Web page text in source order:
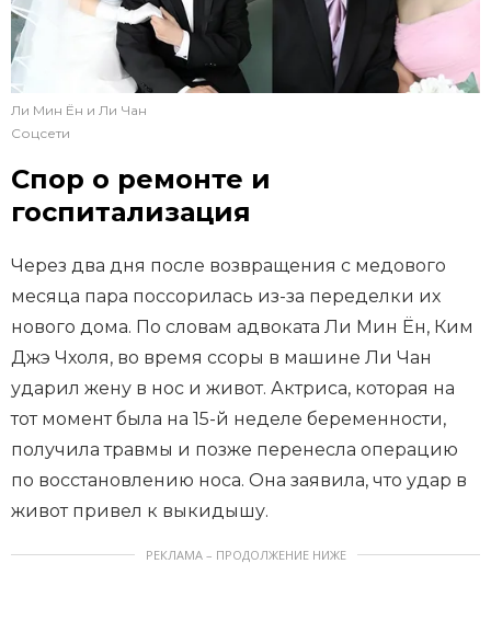
Ли Мин Ён и Ли Чан
Соцсети
Спор о ремонте и
госпитализация
Через два дня после возвращения с медового
месяца пара поссорилась из-за переделки их
нового дома. По словам адвоката Ли Мин Ён, Ким
Джэ Чхоля, во время ссоры в машине Ли Чан
ударил жену в нос и живот. Актриса, которая на
тот момент была на 15-й неделе беременности,
получила травмы и позже перенесла операцию
по восстановлению носа. Она заявила, что удар в
живот привел к выкидышу.
РЕКЛАМА – ПРОДОЛЖЕНИЕ НИЖЕ